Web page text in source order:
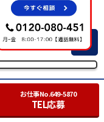
お仕事No.649-5870
TEL応募
TOP